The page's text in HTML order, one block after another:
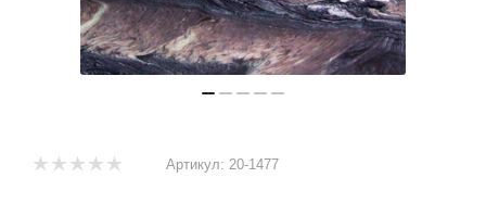
Артикул: 20-1477